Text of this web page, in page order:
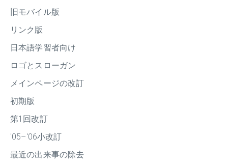
旧モバイル版
リンク版
日本語学習者向け
ロゴとスローガン
メインページの改訂
初期版
第1回改訂
'05–'06小改訂
最近の出来事の除去